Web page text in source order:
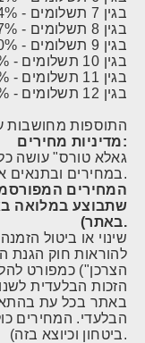
בגין 7 תשלומים - 1.84% תוספת
בגין 8 תשלומים - 2.07% תוספת
בגין 9 תשלומים - 2.30% תסופת
בגין 10 תשלומים - 2.53% תוספת
בגין 11 תשלומים - 2.77% תוספת
בגין 12 תשלומים - 3% תוספת
התוספות מחושבות על
מדיניות מחירים:
במחירים ובתנאים אטרקטיביים במיוחד.
המחירים
שתבוצע במלואה
באתר).
שינוי או ביטול
הצרכן") כמפורט
הזכות הבלעדית
באתר בכל עת
הבלעדי. המחירים
ביטחון וכיוצא בזה).